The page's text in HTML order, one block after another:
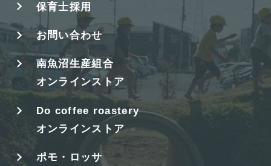
保育士採用
お問い合わせ
南魚沼生産組合
オンラインストア
Do coffee roastery
オンラインストア
ポモ・ロッサ